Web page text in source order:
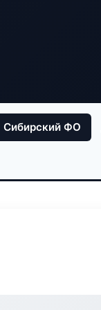
Сибирский ФО